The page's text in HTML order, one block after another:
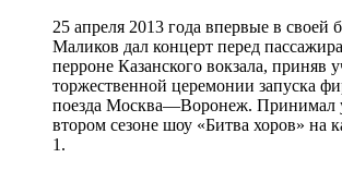
25 апреля 2013 года впервые в своей
Маликов дал концерт перед
перроне Казанского вокзала, приняв
торжественной церемонии запуска
поезда Москва—Воронеж. Принимал
втором сезоне шоу «Битва хоров» на
1.